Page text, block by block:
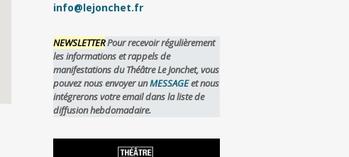
info@lejonchet.fr
NEWSLETTERPour recevoir régulièrement
les informations et rappels de
manifestations du Théâtre Le Jonchet, vous
pouvez nous envoyer unMESSAGEet nous
intégrerons votre email dans la liste de
diffusion hebdomadaire.